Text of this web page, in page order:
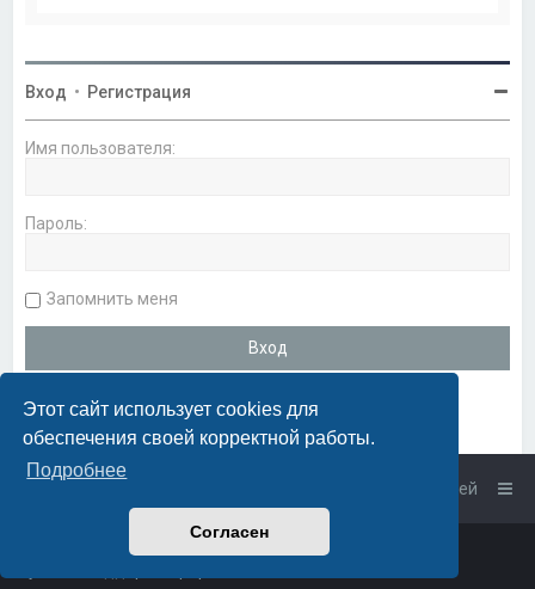
Этот сайт использует cookies для
обеспечения своей корректной работы.
Подробнее
Согласен
Вход • Регистрация
Имя пользователя:
Пароль:
Запомнить меня
Связаться с администрацией
phpBB
PlanetStyles